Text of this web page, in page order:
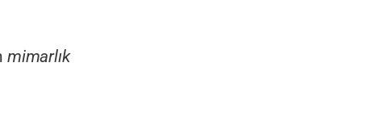
mimarlık